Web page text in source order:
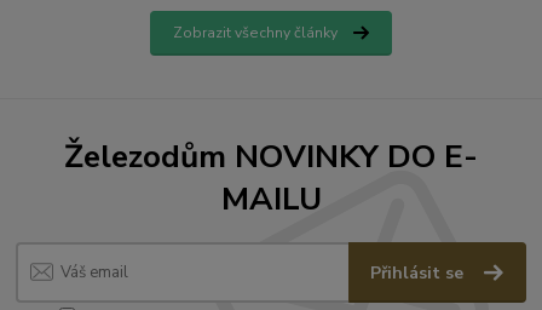
Zobrazit všechny články
Železodům NOVINKY DO E-
MAILU
Přihlásit se